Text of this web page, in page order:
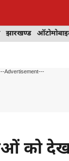
झारखण्ड
Advertisement---
को